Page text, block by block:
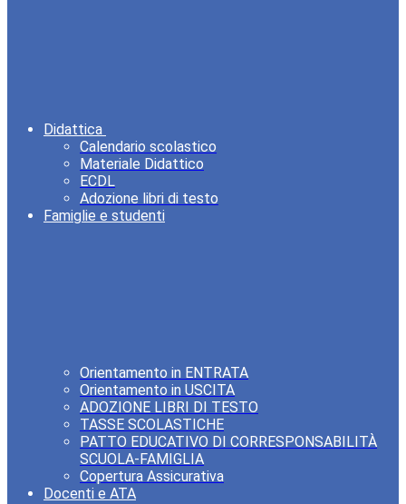
Didattica
Calendario scolastico
Materiale Didattico
ECDL
Adozione libri di testo
Famiglie e studenti
Orientamento in ENTRATA
Orientamento in USCITA
ADOZIONE LIBRI DI TESTO
TASSE SCOLASTICHE
PATTO EDUCATIVO DI CORRESPONSABILITÀ
SCUOLA-FAMIGLIA
Copertura Assicurativa
Docenti e ATA